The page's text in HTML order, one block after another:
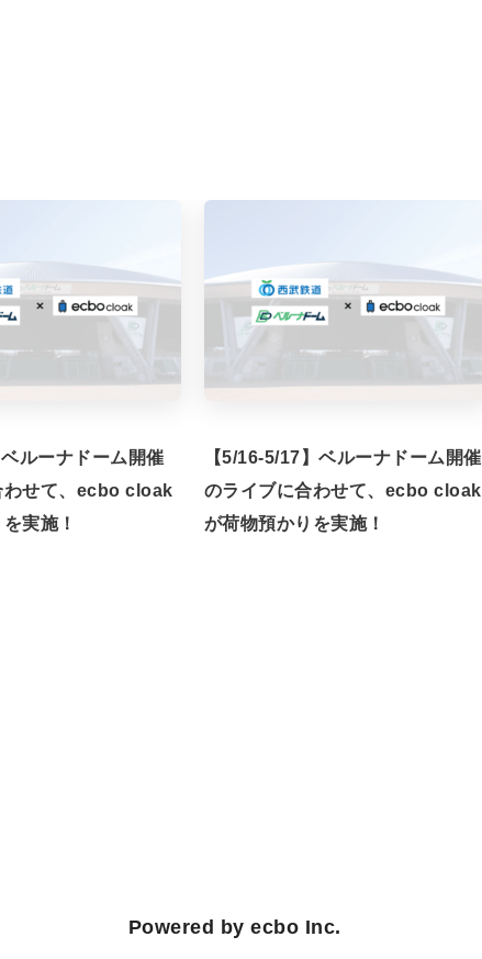
ベルーナドーム開催
わせて、ecbo cloak
実施！
【5/16-5/17】ベルーナドーム開催
のライブに合わせて、ecbo cloak
が荷物預かりを実施！
Powered by ecbo Inc.